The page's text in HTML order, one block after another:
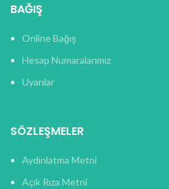
BAĞIŞ
Online Bağış
Hesap Numaralarımız
Uyarılar
SÖZLEŞMELER
Aydınlatma Metni
Açık Rıza Metni